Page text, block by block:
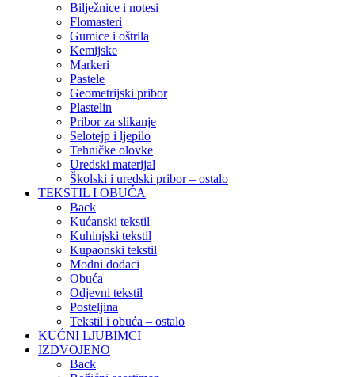
Bilježnice i notesi
Flomasteri
Gumice i oštrila
Kemijske
Markeri
Pastele
Geometrijski pribor
Plastelin
Pribor za slikanje
Selotejp i ljepilo
Tehničke olovke
Uredski materijal
Školski i uredski pribor – ostalo
TEKSTIL I OBUĆA
Back
Kućanski tekstil
Kuhinjski tekstil
Kupaonski tekstil
Modni dodaci
Obuća
Odjevni tekstil
Posteljina
Tekstil i obuća – ostalo
KUĆNI LJUBIMCI
IZDVOJENO
Back